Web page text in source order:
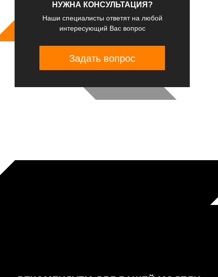
НУЖНА КОНСУЛЬТАЦИЯ?
Наши специалисты ответят на любой
интересующий Вас вопрос
Задать вопрос